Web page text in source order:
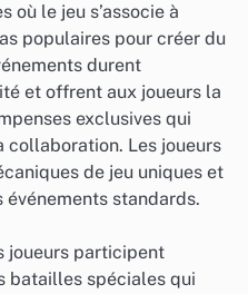
où le jeu s’associe à
populaires pour créer du
durent
et offrent aux joueurs la
exclusives qui
collaboration. Les joueurs
de jeu uniques et
standards.
joueurs participent
batailles spéciales qui